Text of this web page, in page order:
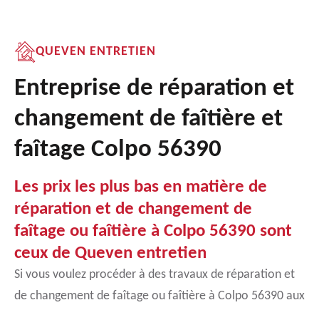
QUEVEN ENTRETIEN
Entreprise de réparation et
changement de faîtière et
faîtage Colpo 56390
Les prix les plus bas en matière de
réparation et de changement de
faîtage ou faîtière à Colpo 56390 sont
ceux de Queven entretien
Si vous voulez procéder à des travaux de réparation et
de changement de faîtage ou faîtière à Colpo 56390 aux